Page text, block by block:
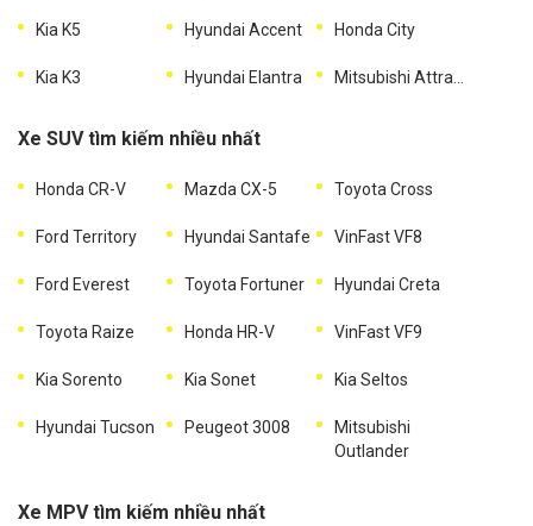
Kia K5 Hyundai Accent Honda City
Kia K3 Hyundai Elantra Mitsubishi Attrage
Xe SUV tìm kiếm nhiều nhất
Honda CR-V Mazda CX-5 Toyota Cross
Ford Territory Hyundai Santafe VinFast VF8
Ford Everest Toyota Fortuner Hyundai Creta
Toyota Raize Honda HR-V VinFast VF9
Kia Sorento Kia Sonet Kia Seltos
Hyundai Tucson Peugeot 3008
Mitsubishi
Outlander
Xe MPV tìm kiếm nhiều nhất